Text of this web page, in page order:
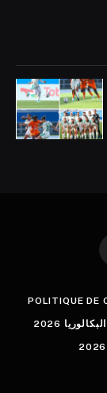
POLITIQUE DE
2026